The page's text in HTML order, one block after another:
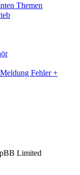
Themen
Fehler +
Limited